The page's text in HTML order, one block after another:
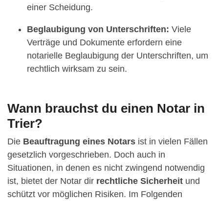
einer Scheidung.
Beglaubigung von Unterschriften: Viele
Verträge und Dokumente erfordern eine
notarielle Beglaubigung der Unterschriften, um
rechtlich wirksam zu sein.
Wann brauchst du einen Notar in
Trier?
Die Beauftragung eines Notars ist in vielen Fällen
gesetzlich vorgeschrieben. Doch auch in
Situationen, in denen es nicht zwingend notwendig
ist, bietet der Notar dir rechtliche Sicherheit und
schützt vor möglichen Risiken. Im Folgenden